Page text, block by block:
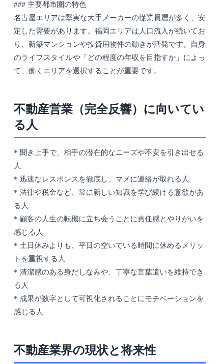
### 主要都市圏の特色
名古屋エリアは堅実な大手メーカーの従業員層が多く、安
定した需要があります。福岡エリアは人口流入が続いてお
り、新築マンションや投資用物件の動きが活発です。自身
のライフスタイルや「どの程度の年収を目指すか」によっ
て、働くエリアを選択することが重要です。
不動産営業（完全反響）に向いてい
る人
* 聞き上手で、相手の潜在的なニーズや不安を引き出せる
人
* 迅速なレスポンスを徹底し、マメに連絡が取れる人
* 法律や税金など、常に新しい知識を学び続ける意欲があ
る人
* 顧客の人生の転機に立ち会うことに責任感とやりがいを
感じる人
* 土日休みよりも、平日の空いている時間に休めるメリッ
トを重視する人
* 清潔感のある身だしなみや、丁寧な言葉遣いを維持でき
る人
* 成果が数字として可視化されることにモチベーションを
感じる人
不動産業界の現状と将来性